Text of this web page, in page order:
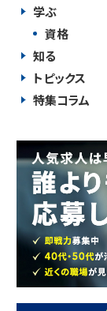
学ぶ
資格
知る
トピックス
特集コラム